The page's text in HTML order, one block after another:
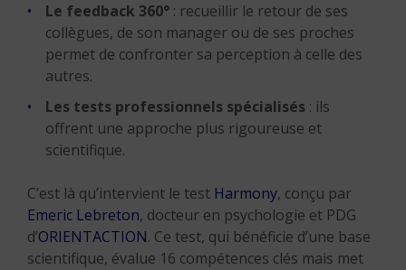
Le feedback 360° : recueillir le retour de ses
collègues, de son manager ou de ses proches
permet de confronter sa perception à celle des
autres.
Les tests professionnels spécialisés : ils
offrent une approche plus rigoureuse et
scientifique.
C’est là qu’intervient le test Harmony, conçu par
Emeric Lebreton, docteur en psychologie et PDG
d’ORIENTACTION. Ce test, qui bénéficie d’une base
scientifique, évalue 16 compétences clés mais met